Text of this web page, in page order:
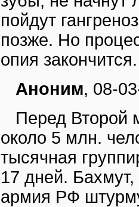
пойдут
позже. Но
опия
Аноним, 08-
Перед Второй
около 5 млн.
тысячная
17 дней.
армия РФ